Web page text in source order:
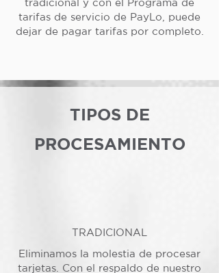
tarifas de servicio de PayLo, puede
dejar de pagar tarifas por completo.
TIPOS DE
PROCESAMIENTO
TRADICIONAL
Eliminamos la molestia de procesar
tarjetas. Con el respaldo de nuestro